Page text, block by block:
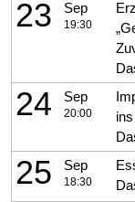
23 Sep
19:30
24 Sep
20:00
25 Sep
18:30